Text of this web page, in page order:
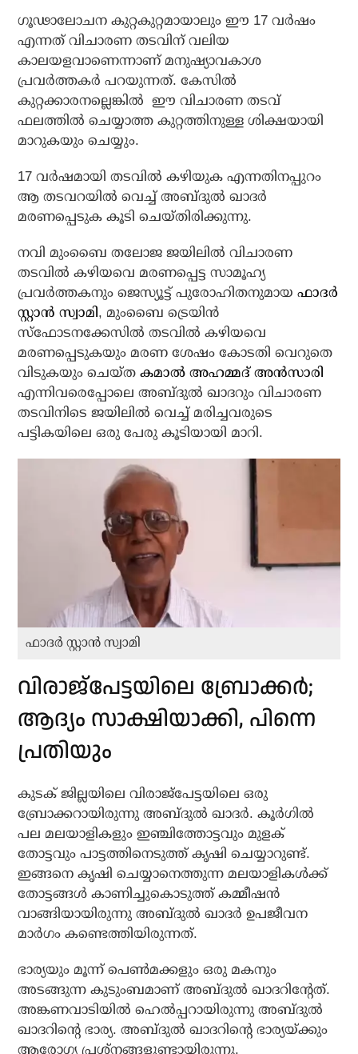
ഗൂഢാലോചന കുറ്റകുറ്റമായാലും ഈ 17 വര്‍ഷം
എന്നത് വിചാരണ തടവിന് വലിയ
കാലയളവാണെന്നാണ് മനുഷ്യാവകാശ
പ്രവർത്തകർ പറയുന്നത്. കേസില്‍
കുറ്റക്കാരനല്ലെങ്കില്‍ ഈ വിചാരണ തടവ്
ഫലത്തിൽ ചെയ്യാത്ത കുറ്റത്തിനുള്ള ശിക്ഷയായി
മാറുകയും ചെയ്യും.
17 വര്‍ഷമായി തടവിൽ കഴിയുക എന്നതിനപ്പുറം
ആ തടവറയില്‍ വെച്ച് അബ്ദുല്‍ ഖാദര്‍
മരണപ്പെടുക കൂടി ചെയ്തിരിക്കുന്നു.
നവി മുംബൈ തലോജ ജയിലില്‍ വിചാരണ
തടവില്‍ കഴിയവെ മരണപ്പെട്ട സാമൂഹ്യ
പ്രവര്‍ത്തകനും ജെസ്യൂട്ട് പുരോഹിതനുമായഫാദര്‍
സ്റ്റാന്‍ സ്വാമി, മുംബൈ ട്രെയിന്‍
സ്‌ഫോടനക്കേസില്‍ തടവില്‍ കഴിയവെ
മരണപ്പെടുകയും മരണ ശേഷം കോടതി വെറുതെ
വിടുകയും ചെയ്തകമാല്‍ അഹമ്മദ് അന്‍സാരി
എന്നിവരെപ്പോലെ അബ്ദുല്‍ ഖാദറും വിചാരണ
തടവിനിടെ ജയിലില്‍ വെച്ച് മരിച്ചവരുടെ
പട്ടികയിലെ ഒരു പേരു കൂടിയായി മാറി.
ഫാദര്‍ സ്റ്റാന്‍ സ്വാമി
വിരാജ്പേട്ടയിലെ ബ്രോക്കര്‍;
ആദ്യം സാക്ഷിയാക്കി, പിന്നെ
പ്രതിയും
കുടക് ജില്ലയിലെ വിരാജ്പേട്ടയിലെ ഒരു
ബ്രോക്കറായിരുന്നു അബ്ദുല്‍ ഖാദര്‍. കൂർഗിൽ
പല മലയാളികളും ഇഞ്ചിത്തോട്ടവും മുളക്
തോട്ടവും പാട്ടത്തിനെടുത്ത് കൃഷി ചെയ്യാറുണ്ട്.
ഇങ്ങനെ കൃഷി ചെയ്യാനെത്തുന്ന മലയാളികൾക്ക്
തോട്ടങ്ങൾ കാണിച്ചുകൊടുത്ത് കമ്മീഷൻ
വാങ്ങിയായിരുന്നു അബ്ദുൽ ഖാദർ ഉപജീവന
മാർഗം കണ്ടെത്തിയിരുന്നത്.
ഭാര്യയും മൂന്ന് പെണ്‍മക്കളും ഒരു മകനും
അടങ്ങുന്ന കുടുംബമാണ് അബ്ദുല്‍ ഖാദറിന്റേത്.
അങ്കണവാടിയിൽ ഹെൽപ്പറായിരുന്നു അബ്ദുൽ
ഖാദറിന്റെ ഭാര്യ. അബ്ദുൽ ഖാദറിന്റെ ഭാര്യയ്ക്കും
ആരോഗ്യ പ്രശ്നങ്ങളുണ്ടായിരുന്നു.